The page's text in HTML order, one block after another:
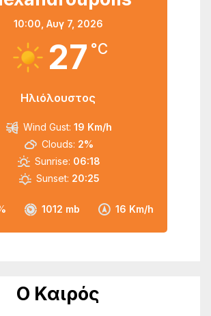
10:00, Αυγ 7, 2026
27 °C
Ηλιόλουστος
1012 mb 16 Km/h
Wind Gust: 19 Km/h
Clouds: 2%
Sunrise: 06:18
Sunset: 20:25
Ο Καιρός